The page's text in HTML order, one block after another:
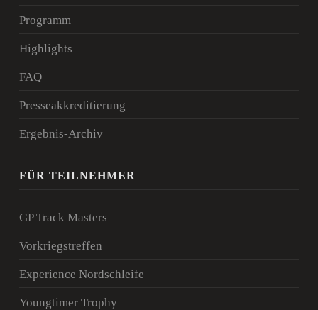
Programm
Highlights
FAQ
Presseakkreditierung
Ergebnis-Archiv
FÜR TEILNEHMER
GP Track Masters
Vorkriegstreffen
Experience Nordschleife
Youngtimer Trophy